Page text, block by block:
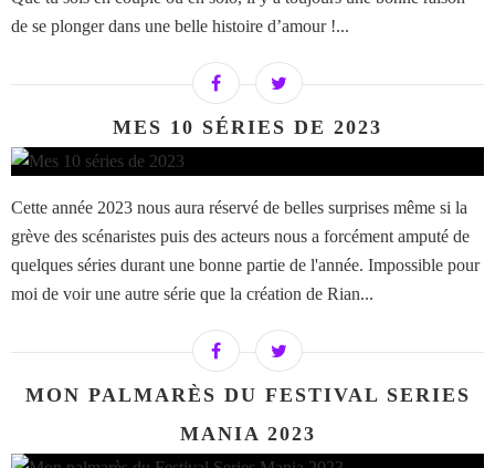
de se plonger dans une belle histoire d’amour !...
MES 10 SÉRIES DE 2023
Cette année 2023 nous aura réservé de belles surprises même si la
grève des scénaristes puis des acteurs nous a forcément amputé de
quelques séries durant une bonne partie de l'année. Impossible pour
moi de voir une autre série que la création de Rian...
MON PALMARÈS DU FESTIVAL SERIES
MANIA 2023